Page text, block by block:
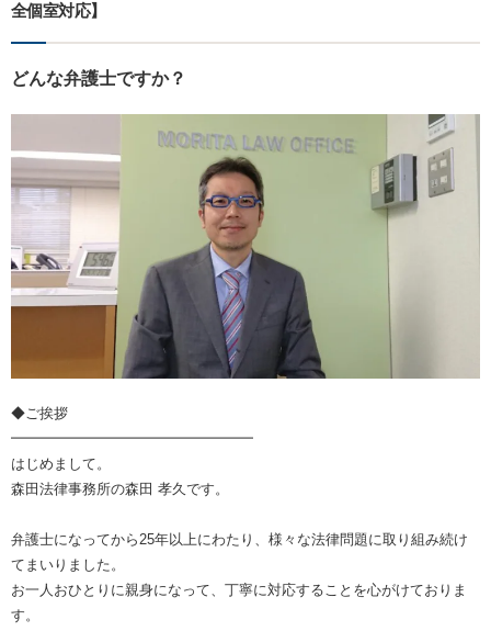
全個室対応】
どんな弁護士ですか？
◆ご挨拶
━━━━━━━━━━━━━━━━━
はじめまして。
森田法律事務所の森田 孝久です。
弁護士になってから25年以上にわたり、様々な法律問題に取り組み続け
てまいりました。
お一人おひとりに親身になって、丁寧に対応することを心がけておりま
す。